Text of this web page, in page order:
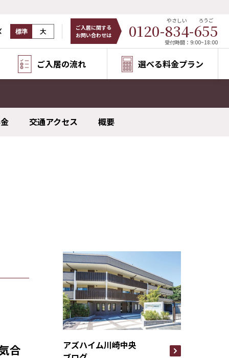
標準 大
ご入居に関する
お問い合わせは
0120-834
やさしい
-655
ろうご
受付時間：9:00~18:00
ご入居の流れ 選べる料金プラン
交通アクセス 概要
合
アズハイム川崎中央